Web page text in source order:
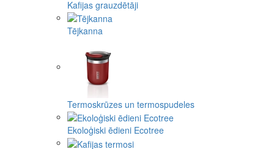
Kafijas grauzdētāji
Tējkanna
Termoskrūzes un termospudeles
Ekoloģiski ēdieni Ecotree